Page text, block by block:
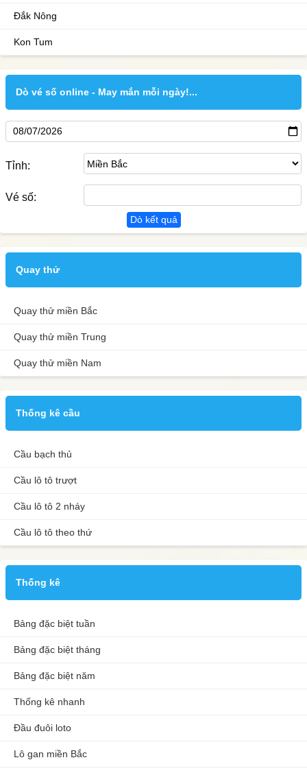
Đắk Nông
Kon Tum
Dò vé số online - May mắn mỗi ngày!...
Tỉnh:
Vé số:
Dò kết quả
Quay thử
Quay thử miền Bắc
Quay thử miền Trung
Quay thử miền Nam
Thống kê cầu
Cầu bạch thủ
Cầu lô tô trượt
Cầu lô tô 2 nháy
Cầu lô tô theo thứ
Thống kê
Bảng đặc biệt tuần
Bảng đặc biệt tháng
Bảng đặc biệt năm
Thống kê nhanh
Đầu đuôi loto
Lô gan miền Bắc